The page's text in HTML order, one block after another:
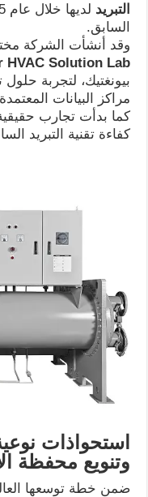
التبريد
السابق.
وقد أنشأت الشركة
HVAC Solution Lab
بيونغتيك، لتجربة
مراكز البيانات
كما بدأت تجارب
كفاءة تقنية التبريد
استحواذات
وتنويع محفظة
ضمن خطة توسعها